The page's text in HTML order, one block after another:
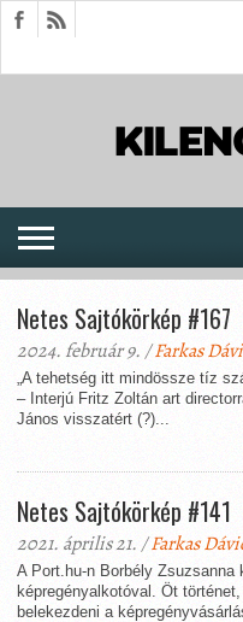
Netes Sajtókörkép #167
2024. február 9. /Farkas
„A tehetség itt mindössze tíz
– Interjú Fritz Zoltán art
János visszatért (?)...
Netes Sajtókörkép #141
2021. április 21. /Farkas
A Port.hu-n Borbély
képregényalkotóval. Öt
belekezdeni a